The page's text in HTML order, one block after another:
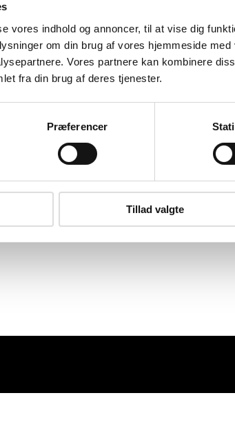
vores indhold og annoncer, til at vise dig
om din brug af vores hjemmeside
Vores partnere kan kombinere
fra din brug af deres tjenester.
Præferencer
Tillad valgte